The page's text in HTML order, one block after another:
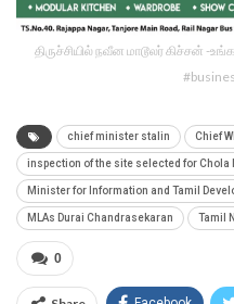
திருச்சியில் நவீன மாடூலர் கிச்சன் -
chief minister stalin Chief
inspection of the site selected for Chola
Minister for Information and Tamil
MLAs Durai Chandrasekaran Tamil
0